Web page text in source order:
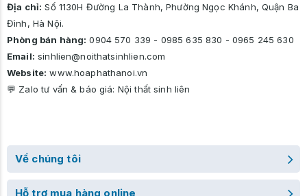
Địa chỉ: Số 1130H Đường La Thành, Phường Ngọc Khánh, Quận Ba
Đình, Hà Nội.
Phòng bán hàng: 0904 570 339 - 0985 635 830 - 0965 245 630
Email: sinhlien@noithatsinhlien.com
Website: www.hoaphathanoi.vn
💬 Zalo tư vấn & báo giá: Nội thất sinh liên
Về chúng tôi
Hỗ trợ mua hàng online